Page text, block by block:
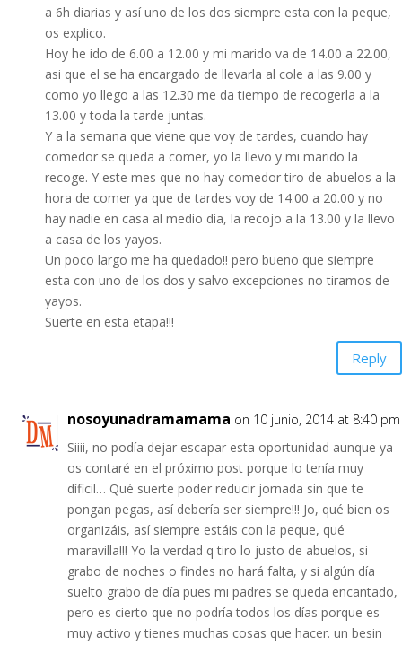
a 6h diarias y así uno de los dos siempre esta con la peque,
os explico.
Hoy he ido de 6.00 a 12.00 y mi marido va de 14.00 a 22.00,
asi que el se ha encargado de llevarla al cole a las 9.00 y
como yo llego a las 12.30 me da tiempo de recogerla a la
13.00 y toda la tarde juntas.
Y a la semana que viene que voy de tardes, cuando hay
comedor se queda a comer, yo la llevo y mi marido la
recoge. Y este mes que no hay comedor tiro de abuelos a la
hora de comer ya que de tardes voy de 14.00 a 20.00 y no
hay nadie en casa al medio dia, la recojo a la 13.00 y la llevo
a casa de los yayos.
Un poco largo me ha quedado!! pero bueno que siempre
esta con uno de los dos y salvo excepciones no tiramos de
yayos.
Suerte en esta etapa!!!
Reply
nosoyunadramamama on 10 junio, 2014 at 8:40 pm
Siiii, no podía dejar escapar esta oportunidad aunque ya
os contaré en el próximo post porque lo tenía muy
díficil… Qué suerte poder reducir jornada sin que te
pongan pegas, así debería ser siempre!!! Jo, qué bien os
organizáis, así siempre estáis con la peque, qué
maravilla!!! Yo la verdad q tiro lo justo de abuelos, si
grabo de noches o findes no hará falta, y si algún día
suelto grabo de día pues mi padres se queda encantado,
pero es cierto que no podría todos los días porque es
muy activo y tienes muchas cosas que hacer. un besin